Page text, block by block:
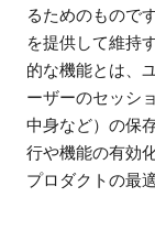
るためのもので
を提供して維持
的な機能とは、
ーザーのセッシ
中身など）の保
行や機能の有効
プロダクトの最